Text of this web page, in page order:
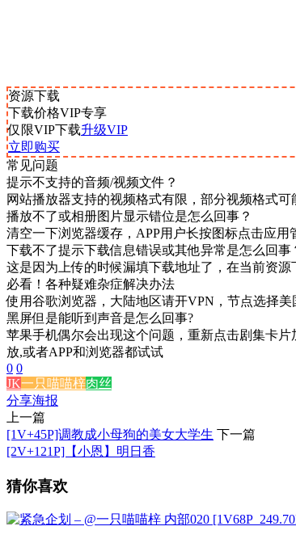
资源下载
下载价格VIP专享
仅限VIP下载升级VIP
立即购买
常见问题
提示不支持的音频/视频文件？
网站播放器支持的视频格式有限，部分视频格式
播放不了或相册图片显示错位是怎么回事？
清空一下浏览器缓存，APP用户长按图标点击应
下载不了提示下载信息错误或其他异常是怎么回事
这是因为上传的时候漏填下载地址了，在当前资源
必看！各种疑难杂症解决办法
使用谷歌浏览器，大陆地区请开VPN，节点选择美
黑屏但是能听到声音是怎么回事?
苹果手机偶尔会出现这个问题，重新点击剧集卡
放,或者APP和浏览器都试试
0 0
JK一只喵喵梓肉丝
分享海报
上一篇
[1V+45P]调教成小母狗的美女大学生 下一篇
[2V+121P]【小恩】明日香
猜你喜欢